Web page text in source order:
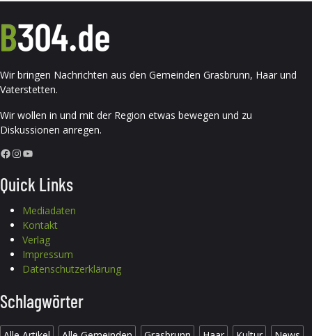
Wir bringen Nachrichten aus den Gemeinden Grasbrunn, Haar und
Vaterstetten.
Wir wollen in und mit der Region etwas bewegen und zu
Diskussionen anregen.
Facebook InstagramYouTube
Quick Links
Mediadaten
Kontakt
Verlag
Impressum
Datenschutzerklärung
Schlagwörter